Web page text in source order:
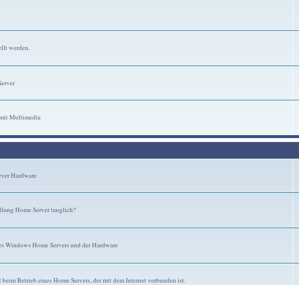
werden.
Multimedia
Hardware
Home Server tauglich?
Windows Home Servers und der Hardware
Betrieb eines Home Servers, der mit dem Internet verbunden ist.